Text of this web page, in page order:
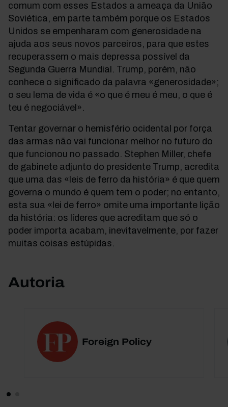
comum com esses Estados a ameaça da União
Soviética, em parte também porque os Estados
Unidos se empenharam com generosidade na
ajuda aos seus novos parceiros, para que estes
recuperassem o mais depressa possível da
Segunda Guerra Mundial. Trump, porém, não
conhece o significado da palavra «generosidade»;
o seu lema de vida é «o que é meu é meu, o que é
teu é negociável».
Tentar governar o hemisfério ocidental por força
das armas não vai funcionar melhor no futuro do
que funcionou no passado. Stephen Miller, chefe
de gabinete adjunto do presidente Trump, acredita
que uma das «leis de ferro da história» é que quem
governa o mundo é quem tem o poder; no entanto,
esta sua «lei de ferro» omite uma importante lição
da história: os líderes que acreditam que só o
poder importa acabam, inevitavelmente, por fazer
muitas coisas estúpidas.
Autoria
Foreign Policy